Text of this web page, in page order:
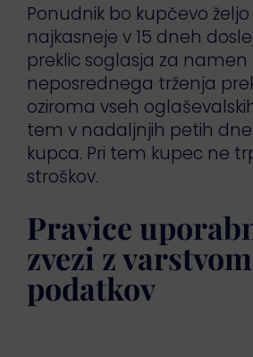
Ponudnik bo kupčevo
najkasneje v 15 dneh
preklic soglasja za namen
neposrednega trženja
oziroma vseh
tem v nadaljnjih petih
kupca. Pri tem kupec ne
stroškov.
Pravice
zvezi z
podatkov